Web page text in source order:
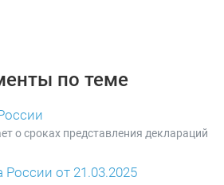
по теме
о сроках представления деклараций
от 21.03.2025